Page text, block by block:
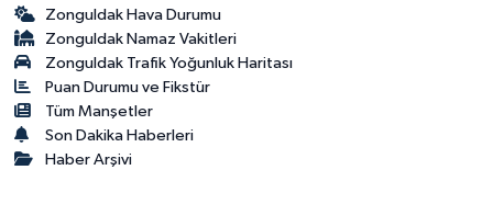
Zonguldak Hava Durumu
Zonguldak Namaz Vakitleri
Zonguldak Trafik Yoğunluk Haritası
Puan Durumu ve Fikstür
Tüm Manşetler
Son Dakika Haberleri
Haber Arşivi